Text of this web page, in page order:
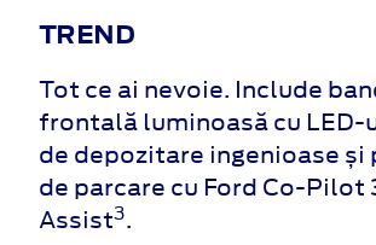
TREND
Tot ce ai nevoie. Include
frontală luminoasă cu LED-
de depozitare ingenioase și
de parcare cu Ford Co-Pilot
Assist3.